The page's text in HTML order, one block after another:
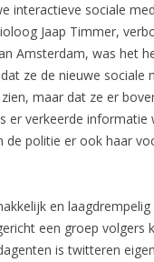
interactieve sociale
Jaap Timmer,
Amsterdam, was het
ze de nieuwe sociale
maar dat ze er
er verkeerde informatie
de politie er ook haar
en
een groep volgers
is twitteren